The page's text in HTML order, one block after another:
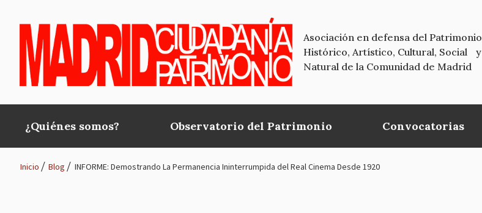
Asociación en defensa del Patrimonio
Histórico, Artístico, Cultural, Social y
Natural de la Comunidad de Madrid
Main
navigation
¿Quiénes somos? Observatorio del Patrimonio Convocatorias
Inicio Blog INFORME: Demostrando La Permanencia Ininterrumpida del Real Cinema Desde 1920